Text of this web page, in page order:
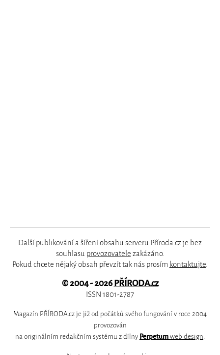
Další publikování a šíření obsahu serveru Příroda.cz je bez
souhlasu provozovatele zakázáno.
Pokud chcete nějaký obsah převzít tak nás prosím kontaktujte.
© 2004 - 2026PŘÍRODA.cz
ISSN 1801-2787
Magazín PŘÍRODA.cz je již od počátků svého fungování v roce 2004
provozován
na originálním redakčním systému z dílny Perpetum web design